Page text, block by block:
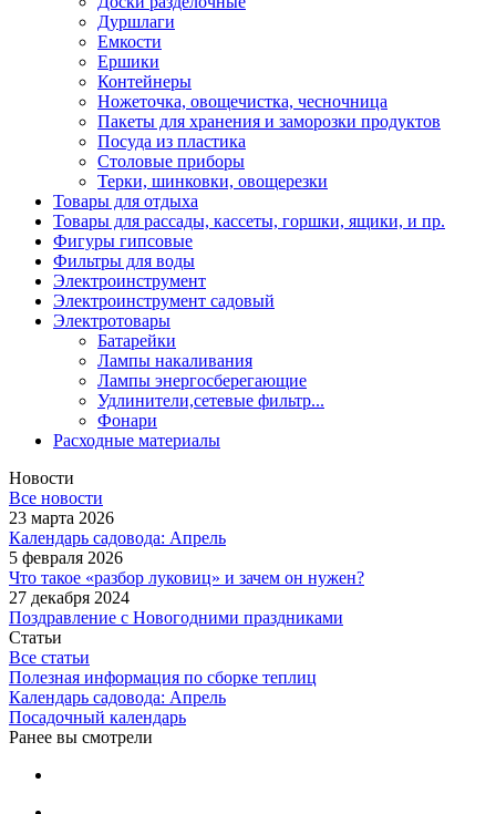
Дуршлаги
Емкости
Ершики
Контейнеры
Ножеточка, овощечистка, чесночница
Пакеты для хранения и заморозки продуктов
Посуда из пластика
Столовые приборы
Терки, шинковки, овощерезки
Товары для отдыха
Товары для рассады, кассеты, горшки, ящики, и пр.
Фигуры гипсовые
Фильтры для воды
Электроинструмент
Электроинструмент садовый
Электротовары
Батарейки
Лампы накаливания
Лампы энергосберегающие
Удлинители,сетевые фильтр...
Фонари
Расходные материалы
Новости
Все новости
23 марта 2026
Календарь садовода: Апрель
5 февраля 2026
Что такое «разбор луковиц» и зачем он нужен?
27 декабря 2024
Поздравление с Новогодними праздниками
Статьи
Все статьи
Полезная информация по сборке теплиц
Календарь садовода: Апрель
Посадочный календарь
Ранее вы смотрели